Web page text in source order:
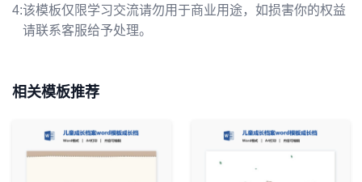
4:该模板仅限学习交流请勿用于商业用途，如损害你的权益
请联系客服给予处理。
相关模板推荐